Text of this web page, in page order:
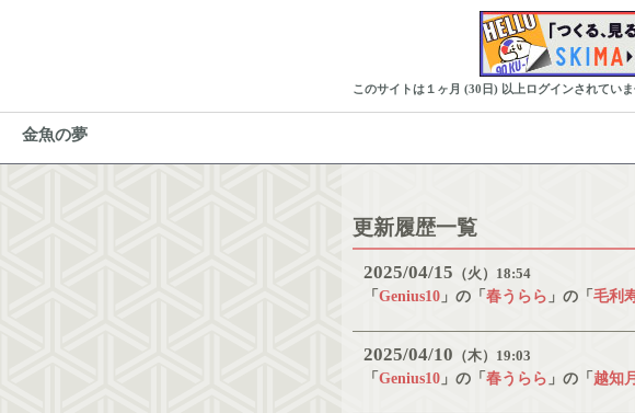
このサイトは１ヶ月 (30日) 以上ログインされてい
金魚の夢
更新履歴一覧
2025 04 15 （火） 18:54
「 Genius10 」の「 春うらら 」の「 毛利
2025 04 10 （木） 19:03
「 Genius10 」の「 春うらら 」の「 越知